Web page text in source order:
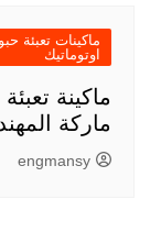
ماكينات تعبئة
اوتوماتيك
ماركة
engmansy